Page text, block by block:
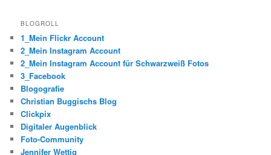
BLOGROLL
1_Mein Flickr Account
2_Mein Instagram Account
2_Mein Instagram Account für Schwarzweiß Fotos
3_Facebook
Blogografie
Christian Buggischs Blog
Clickpix
Digitaler Augenblick
Foto-Community
Jennifer Wettig